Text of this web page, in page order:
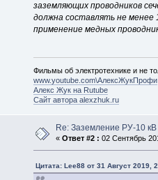
заземляющих проводников
должна составлять не менее
применение медных
Фильмы об электротехнике и не
www.youtube.com\АлексЖукПрофи
Алекс Жук на Rutube
Сайт автора alexzhuk.ru
Re: Заземление РУ-10 кВ
« Ответ #2 : 02 Сентябрь
Цитата: Lee88 от 31 Август 2019,